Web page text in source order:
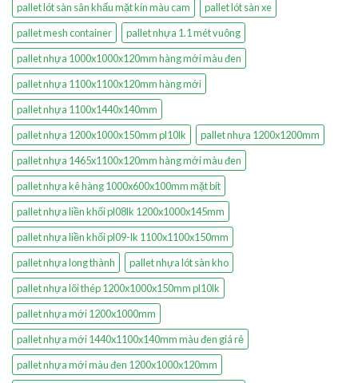
pallet lót sàn sân khấu mặt kín màu cam
pallet lót sàn xe
pallet mesh container
pallet nhựa 1.1 mét vuông
pallet nhựa 1000x1000x120mm hàng mới màu đen
pallet nhựa 1100x1100x120mm hàng mới
pallet nhựa 1100x1440x140mm
pallet nhựa 1200x1000x150mm pl10lk
pallet nhựa 1200x1200mm
pallet nhựa 1465x1100x120mm hàng mới màu đen
pallet nhựa kê hàng 1000x600x100mm mặt bít
pallet nhựa liền khối pl08lk 1200x1000x145mm
pallet nhựa liền khối pl09-lk 1100x1100x150mm
pallet nhựa long thành
pallet nhựa lót sàn kho
pallet nhựa lõi thép 1200x1000x150mm pl10lk
pallet nhựa mới 1200x1000mm
pallet nhựa mới 1440x1100x140mm màu đen giá rẻ
pallet nhựa mới màu đen 1200x1000x120mm